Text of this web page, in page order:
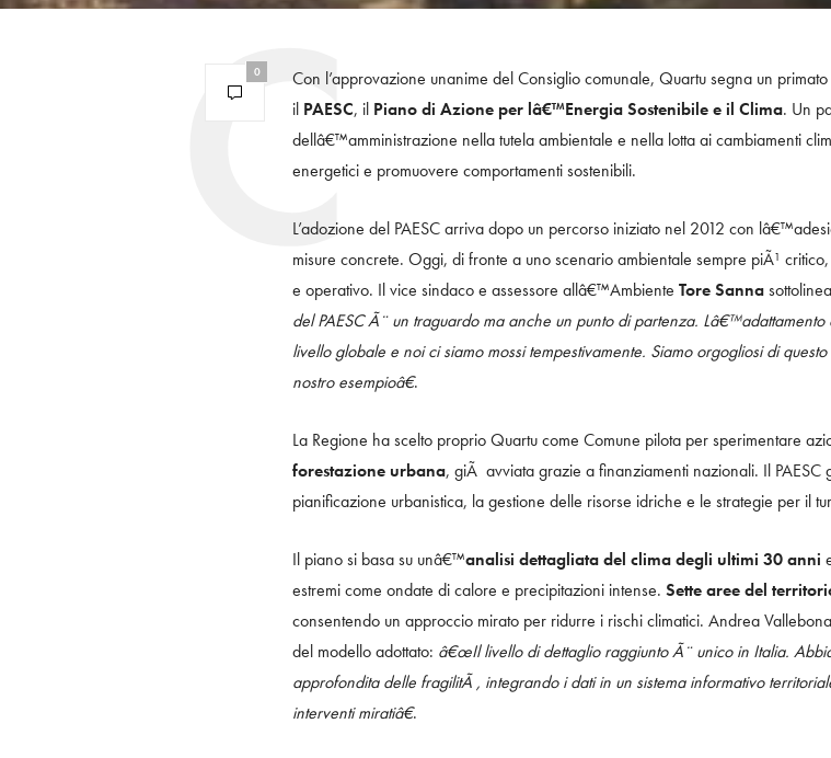
0
Con l’approvazione unanime del Consiglio comunale, Quartu segna un
il PAESC, il Piano di Azione per lâ€™Energia Sostenibile e il Clima. Un
dellâ€™amministrazione nella tutela ambientale e nella lotta ai cambiamenti
energetici e promuovere comportamenti sostenibili.
L’adozione del PAESC arriva dopo un percorso iniziato nel 2012 con
misure concrete. Oggi, di fronte a uno scenario ambientale sempre piÃ¹
e operativo. Il vice sindaco e assessore allâ€™Ambiente Tore Sanna
del PAESC Ã¨ un traguardo ma anche un punto di partenza.
livello globale e noi ci siamo mossi tempestivamente. Siamo orgogliosi di
nostro esempioâ€.
La Regione ha scelto proprio Quartu come Comune pilota per sperimentare
forestazione urbana, giÃ avviata grazie a finanziamenti nazionali. Il
pianificazione urbanistica, la gestione delle risorse idriche e le strategie per il
Il piano si basa su unâ€™analisi dettagliata del clima degli ultimi 30 anni
estremi come ondate di calore e precipitazioni intense. Sette aree del
consentendo un approccio mirato per ridurre i rischi climatici. Andrea
del modello adottato: â€œIl livello di dettaglio raggiunto Ã¨ unico in Italia.
approfondita delle fragilitÃ , integrando i dati in un sistema informativo
interventi miratiâ€.